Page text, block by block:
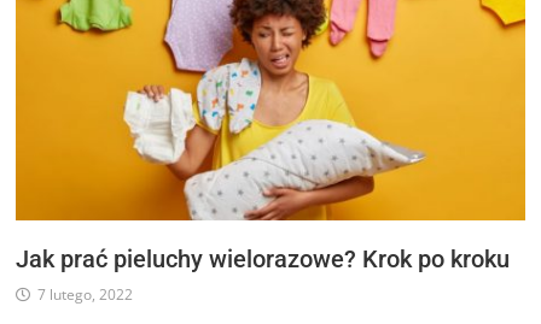
Jak prać pieluchy wielorazowe? Krok po kroku
7 lutego, 2022